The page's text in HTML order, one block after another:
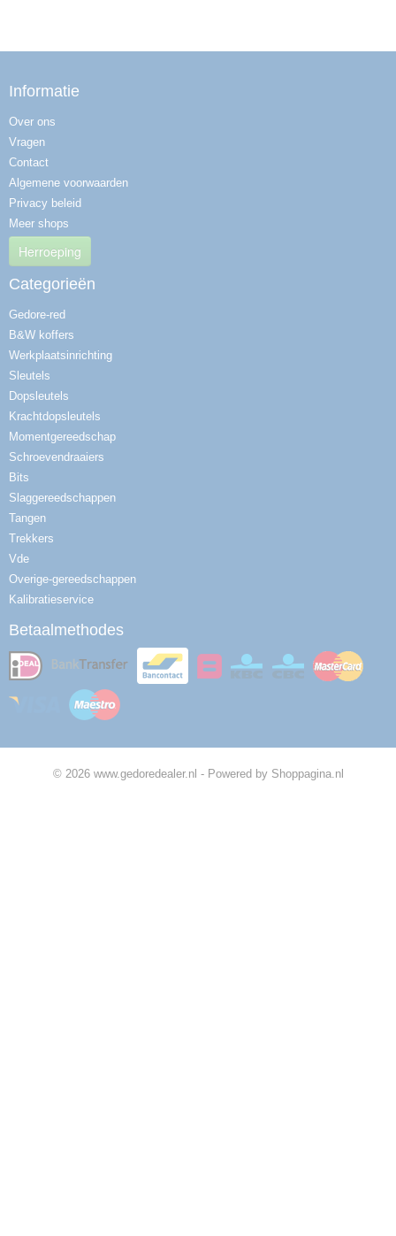
Informatie
Over ons
Vragen
Contact
Algemene voorwaarden
Privacy beleid
Meer shops
Herroeping
Categorieën
Gedore-red
B&W koffers
Werkplaatsinrichting
Sleutels
Dopsleutels
Krachtdopsleutels
Momentgereedschap
Schroevendraaiers
Bits
Slaggereedschappen
Tangen
Trekkers
Vde
Overige-gereedschappen
Kalibratieservice
Betaalmethodes
© 2026 www.gedoredealer.nl - Powered by Shoppagina.nl